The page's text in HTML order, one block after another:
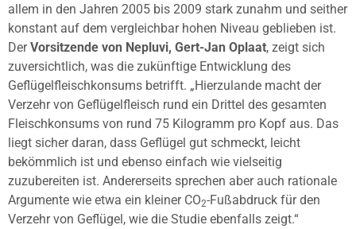
allem in den Jahren 2005 bis 2009 stark zunahm und seither
konstant auf dem vergleichbar hohen Niveau geblieben ist.
DerVorsitzende von Nepluvi, Gert-Jan Oplaat, zeigt sich
zuversichtlich, was die zukünftige Entwicklung des
Geflügelfleischkonsums betrifft. „Hierzulande macht der
Verzehr von Geflügelfleisch rund ein Drittel des gesamten
Fleischkonsums von rund 75 Kilogramm pro Kopf aus. Das
liegt sicher daran, dass Geflügel gut schmeckt, leicht
bekömmlich ist und ebenso einfach wie vielseitig
zuzubereiten ist. Andererseits sprechen aber auch rationale
Argumente wie etwa ein kleiner CO2-Fußabdruck für den
Verzehr von Geflügel, wie die Studie ebenfalls zeigt.“